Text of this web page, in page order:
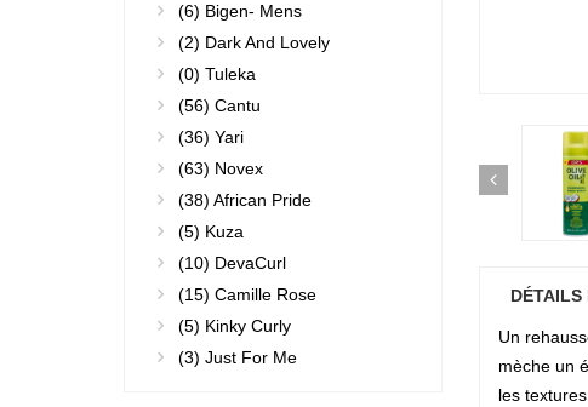
DÉTAILS
Un
mèche un
les
(6) Bigen- Mens
(2) Dark And Lovely
(0) Tuleka
(56) Cantu
(36) Yari
(63) Novex
(38) African Pride
(5) Kuza
(10) DevaCurl
(15) Camille Rose
(5) Kinky Curly
(3) Just For Me